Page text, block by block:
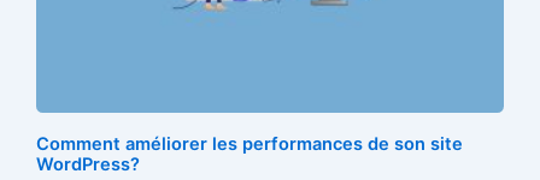
Comment améliorer les performances de son site
WordPress?